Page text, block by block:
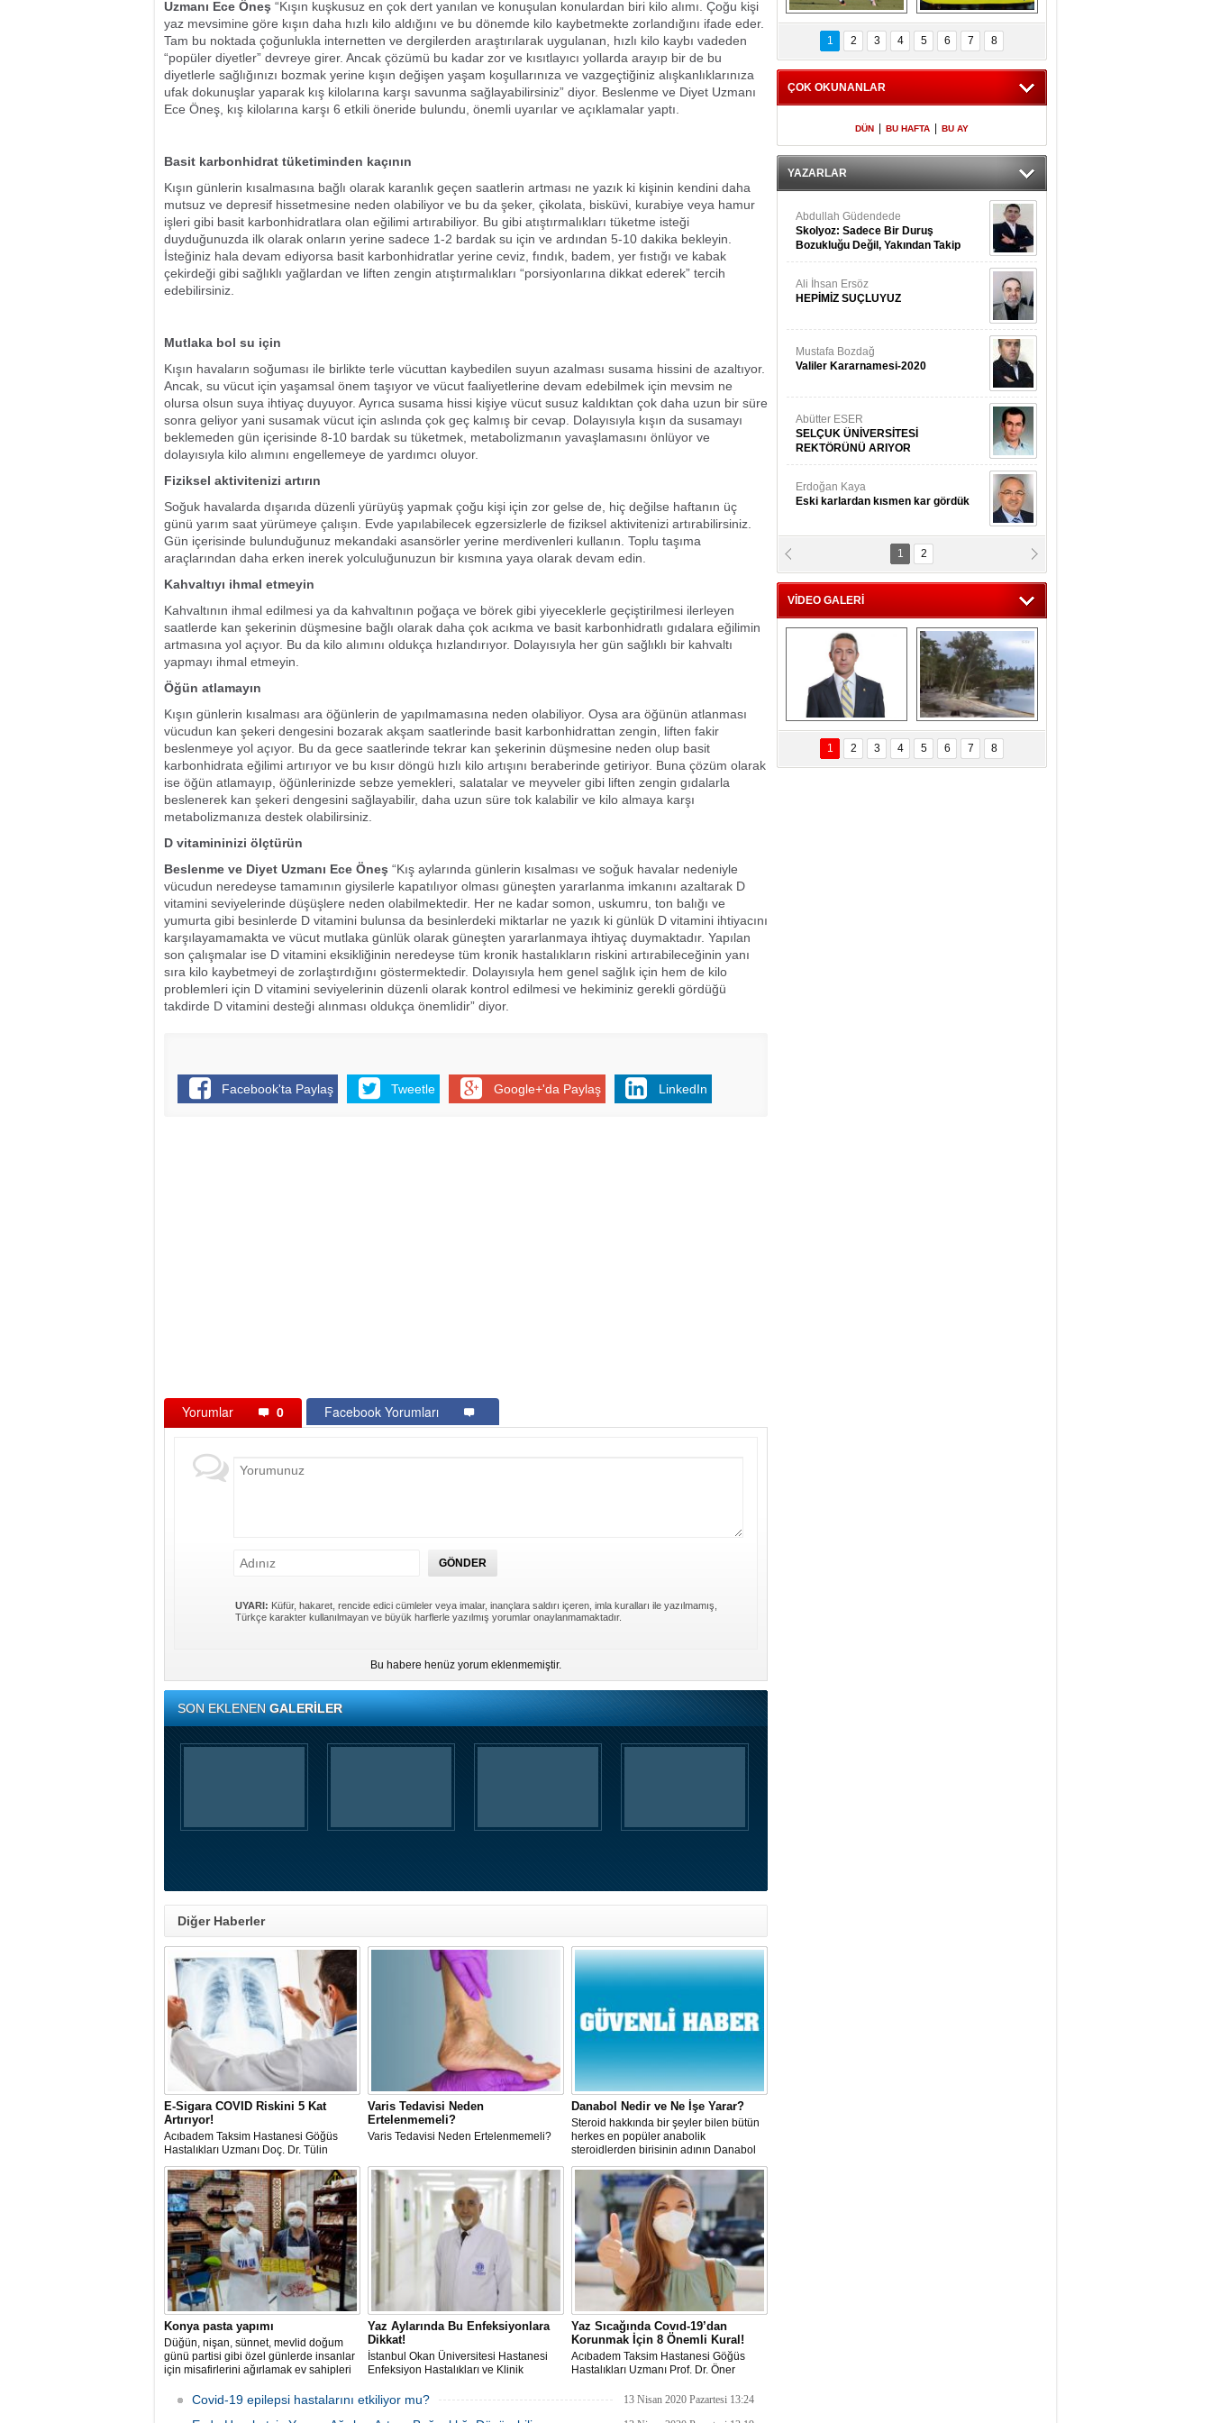
Uzmanı Ece Öneş “Kışın kuşkusuz en çok dert yanılan ve konuşulan konulardan biri kilo alımı. Çoğu kişi
yaz mevsimine göre kışın daha hızlı kilo aldığını ve bu dönemde kilo kaybetmekte zorlandığını ifade eder.
Tam bu noktada çoğunlukla internetten ve dergilerden araştırılarak uygulanan, hızlı kilo kaybı vadeden
“popüler diyetler” devreye girer. Ancak çözümü bu kadar zor ve kısıtlayıcı yollarda arayıp bir de bu
diyetlerle sağlığınızı bozmak yerine kışın değişen yaşam koşullarınıza ve vazgeçtiğiniz alışkanlıklarınıza
ufak dokunuşlar yaparak kış kilolarına karşı savunma sağlayabilirsiniz” diyor. Beslenme ve Diyet Uzmanı
Ece Öneş, kış kilolarına karşı 6 etkili öneride bulundu, önemli uyarılar ve açıklamalar yaptı.
Basit karbonhidrat tüketiminden kaçının
Kışın günlerin kısalmasına bağlı olarak karanlık geçen saatlerin artması ne yazık ki kişinin kendini daha
mutsuz ve depresif hissetmesine neden olabiliyor ve bu da şeker, çikolata, bisküvi, kurabiye veya hamur
işleri gibi basit karbonhidratlara olan eğilimi artırabiliyor. Bu gibi atıştırmalıkları tüketme isteği
duyduğunuzda ilk olarak onların yerine sadece 1-2 bardak su için ve ardından 5-10 dakika bekleyin.
İsteğiniz hala devam ediyorsa basit karbonhidratlar yerine ceviz, fındık, badem, yer fıstığı ve kabak
çekirdeği gibi sağlıklı yağlardan ve liften zengin atıştırmalıkları “porsiyonlarına dikkat ederek” tercih
edebilirsiniz.
Mutlaka bol su için
Kışın havaların soğuması ile birlikte terle vücuttan kaybedilen suyun azalması susama hissini de azaltıyor.
Ancak, su vücut için yaşamsal önem taşıyor ve vücut faaliyetlerine devam edebilmek için mevsim ne
olursa olsun suya ihtiyaç duyuyor. Ayrıca susama hissi kişiye vücut susuz kaldıktan çok daha uzun bir süre
sonra geliyor yani susamak vücut için aslında çok geç kalmış bir cevap. Dolayısıyla kışın da susamayı
beklemeden gün içerisinde 8-10 bardak su tüketmek, metabolizmanın yavaşlamasını önlüyor ve
dolayısıyla kilo alımını engellemeye de yardımcı oluyor.
Fiziksel aktivitenizi artırın
Soğuk havalarda dışarıda düzenli yürüyüş yapmak çoğu kişi için zor gelse de, hiç değilse haftanın üç
günü yarım saat yürümeye çalışın. Evde yapılabilecek egzersizlerle de fiziksel aktivitenizi artırabilirsiniz.
Gün içerisinde bulunduğunuz mekandaki asansörler yerine merdivenleri kullanın. Toplu taşıma
araçlarından daha erken inerek yolculuğunuzun bir kısmına yaya olarak devam edin.
Kahvaltıyı ihmal etmeyin
Kahvaltının ihmal edilmesi ya da kahvaltının poğaça ve börek gibi yiyeceklerle geçiştirilmesi ilerleyen
saatlerde kan şekerinin düşmesine bağlı olarak daha çok acıkma ve basit karbonhidratlı gıdalara eğilimin
artmasına yol açıyor. Bu da kilo alımını oldukça hızlandırıyor. Dolayısıyla her gün sağlıklı bir kahvaltı
yapmayı ihmal etmeyin.
Öğün atlamayın
Kışın günlerin kısalması ara öğünlerin de yapılmamasına neden olabiliyor. Oysa ara öğünün atlanması
vücudun kan şekeri dengesini bozarak akşam saatlerinde basit karbonhidrattan zengin, liften fakir
beslenmeye yol açıyor. Bu da gece saatlerinde tekrar kan şekerinin düşmesine neden olup basit
karbonhidrata eğilimi artırıyor ve bu kısır döngü hızlı kilo artışını beraberinde getiriyor. Buna çözüm olarak
ise öğün atlamayıp, öğünlerinizde sebze yemekleri, salatalar ve meyveler gibi liften zengin gıdalarla
beslenerek kan şekeri dengesini sağlayabilir, daha uzun süre tok kalabilir ve kilo almaya karşı
metabolizmanıza destek olabilirsiniz.
D vitamininizi ölçtürün
Beslenme ve Diyet Uzmanı Ece Öneş “Kış aylarında günlerin kısalması ve soğuk havalar nedeniyle
vücudun neredeyse tamamının giysilerle kapatılıyor olması güneşten yararlanma imkanını azaltarak D
vitamini seviyelerinde düşüşlere neden olabilmektedir. Her ne kadar somon, uskumru, ton balığı ve
yumurta gibi besinlerde D vitamini bulunsa da besinlerdeki miktarlar ne yazık ki günlük D vitamini ihtiyacını
karşılayamamakta ve vücut mutlaka günlük olarak güneşten yararlanmaya ihtiyaç duymaktadır. Yapılan
son çalışmalar ise D vitamini eksikliğinin neredeyse tüm kronik hastalıkların riskini artırabileceğinin yanı
sıra kilo kaybetmeyi de zorlaştırdığını göstermektedir. Dolayısıyla hem genel sağlık için hem de kilo
problemleri için D vitamini seviyelerinin düzenli olarak kontrol edilmesi ve hekiminiz gerekli gördüğü
takdirde D vitamini desteği alınması oldukça önemlidir” diyor.
Facebook'ta Paylaş Tweetle Google+'da Paylaş LinkedIn
Yorumlar 0 Facebook Yorumları
UYARI: Küfür, hakaret, rencide edici cümleler veya imalar, inançlara saldırı içeren, imla kuralları ile yazılmamış,
Türkçe karakter kullanılmayan ve büyük harflerle yazılmış yorumlar onaylanmamaktadır.
Bu habere henüz yorum eklenmemiştir.
SON EKLENENGALERİLER
Diğer Haberler
E-Sigara COVID Riskini 5 Kat
Artırıyor!
Acıbadem Taksim Hastanesi Göğüs
Hastalıkları Uzmanı Doç. Dr. Tülin
Sevim, Covid-19 enfeksiyonunun
yaşamı tehdit ettiği bu süreçte sigarayı
bırakmanın hem Covid’den korunmada
hem de sağlıklı bir yaşama adım
atmada çok önemli bir adım olacağını
belirtti.
Varis Tedavisi Neden
Ertelenmemeli?
Varis Tedavisi Neden Ertelenmemeli?
Danabol Nedir ve Ne İşe Yarar?
Steroid hakkında bir şeyler bilen bütün
herkes en popüler anabolik
steroidlerden birisinin adının Danabol
olduğunu bilmektedir.
Konya pasta yapımı
Düğün, nişan, sünnet, mevlid doğum
günü partisi gibi özel günlerde insanlar
için misafirlerini ağırlamak ev sahipleri
Yaz Aylarında Bu Enfeksiyonlara
Dikkat!
İstanbul Okan Üniversitesi Hastanesi
Enfeksiyon Hastalıkları ve Klinik
Özgüneş, açıkladı.
Yaz Sıcağında Covıd-19’dan
Korunmak İçin 8 Önemli Kural!
Acıbadem Taksim Hastanesi Göğüs
Hastalıkları Uzmanı Prof. Dr. Öner
süreçte de yeni olgu sayısının
Covid-19 epilepsi hastalarını etkiliyor mu? 13 Nisan 2020 Pazartesi 13:24
Fenerbahçe
Voluntari 3 golle
geçti
Futbolun adresi beş
ülke...
1 2 3 4 5 6 7 8
ÇOK OKUNANLAR
DÜN BU HAFTA BU AY
YAZARLAR
Abdullah Güdendede
Skolyoz: Sadece Bir Duruş
Bozukluğu Değil, Yakından Takip
Gerekir
Ali İhsan Ersöz
HEPİMİZ SUÇLUYUZ
Mustafa Bozdağ
Valiler Kararnamesi-2020
Abütter ESER
SELÇUK ÜNİVERSİTESİ
REKTÖRÜNÜ ARIYOR
Erdoğan Kaya
Eski karlardan kısmen kar gördük
Yrd.Doç.Dr. İbrahim BAYKAN
Hüseyin Gök
Zaman ve İnsan
1 2
VİDEO GALERİ
Ali Koç'tan  Lefter
sezonunda herkesi
yeniden saygıya
davet!
Ağaçlar 5 Saniyede
Kayboldu!
SubhanAllah!
1 2 3 4 5 6 7 8